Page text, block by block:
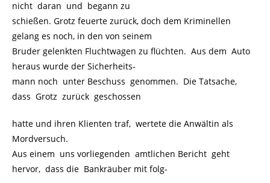
nicht daran und begann zu
schießen. Grotz feuerte zurück, doch dem Kriminellen
gelang es noch, in den von seinem
Bruder gelenkten Fluchtwagen zu flüchten. Aus dem Auto
heraus wurde der Sicherheits-
mann noch unter Beschuss genommen. Die Tatsache,
dass Grotz zurück geschossen
hatte und ihren Klienten traf, wertete die Anwältin als
Mordversuch.
Aus einem uns vorliegenden amtlichen Bericht geht
hervor, dass die Bankräuber mit folg-